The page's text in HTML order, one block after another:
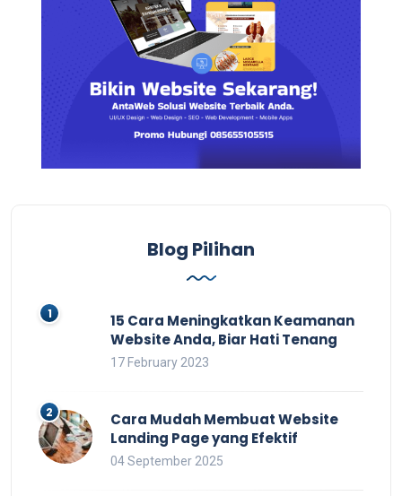
Blog Pilihan
15 Cara Meningkatkan Keamanan
Website Anda, Biar Hati Tenang
17 February 2023
Cara Mudah Membuat Website
Landing Page yang Efektif
04 September 2025